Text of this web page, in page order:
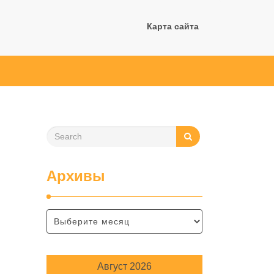
Карта сайта
Архивы
Август 2026